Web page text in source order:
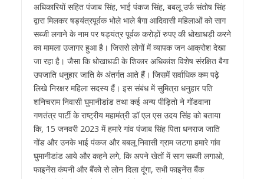
अधिकारियों सहित पंजाब सिंह, भाई पंकज सिंह, बबलू उर्फ संतोष सिंह
द्वारा मिलकर षड्यंत्रपूर्वक भोले भाले बैगा आदिवासी महिलाओं को साग
सब्जी लगाने के नाम पर षड्यंत्र पूर्वक करोड़ों रुपए की धोखाधड़ी करने
का मामला उजागर हुआ है। जिससे लोगों में व्यापक जन आक्रोश देखा
जा रहा है। जैसा कि धोखाधडी के शिकार अधिकांश विशेष संरक्षित बैगा
उपजाति धनुहार जाति के अंतर्गत आते हैं। जिसमें सर्वाधिक कम पढ़े
लिखे निरक्षर महिला सदस्य हैं। इस संबंध में सुमित्रा धनुहार पति
शनिचराम निवासी घुमानीडांड तथा कई अन्य पीड़ितो ने गोंडवाना
गणतंत्र पार्टी के राष्ट्रीय महामंत्री डॉ एल एस उदय सिंह को बताया
कि, 15 जनवरी 2023 में हमारे गांव पंजाब सिंह पिता धनराज जाति
गोंड और उनके भाई पंकज और बबलू निवासी ग्राम जटगा हमारे गांव
घुमानीडांड आये और कहने लगे, कि अपने खेतों में साग सब्जी लगाओ,
फाइनेंस कंपनी और बैंको से लोन दिला दूंगा, सभी फाइनेंस बैंक